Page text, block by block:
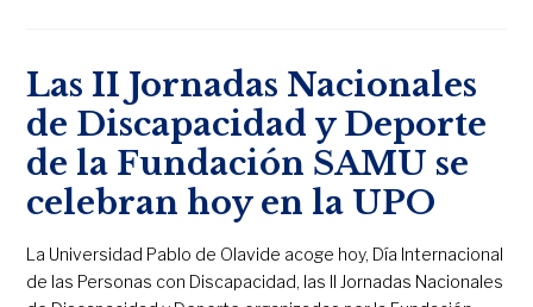
Las II Jornadas Nacionales
de Discapacidad y Deporte
de la Fundación SAMU se
celebran hoy en la UPO
La Universidad Pablo de Olavide acoge hoy, Día Internacional
de las Personas con Discapacidad, las II Jornadas Nacionales